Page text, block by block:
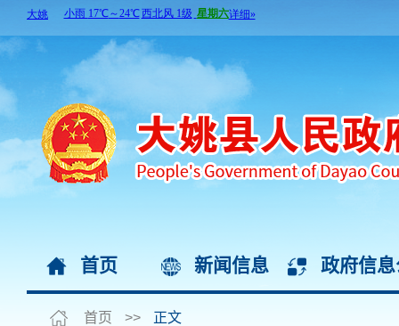
首页 新闻信息 政府信
首页 >> 正文